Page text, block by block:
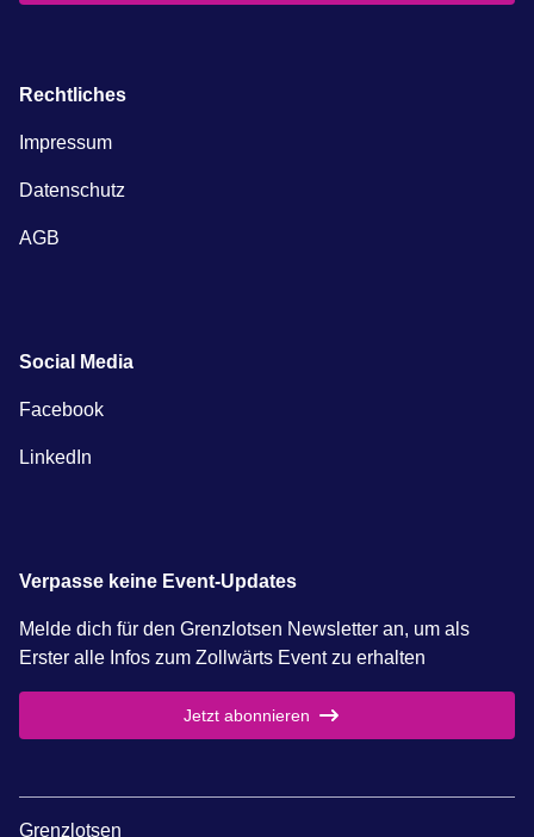
Rechtliches
Impressum
Datenschutz
AGB
Social Media
Facebook
LinkedIn
Verpasse keine Event-Updates
Melde dich für den Grenzlotsen Newsletter an, um als
Erster alle Infos zum Zollwärts Event zu erhalten
Jetzt abonnieren
Grenzlotsen